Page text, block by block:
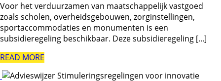
Voor het verduurzamen van maatschappelijk vastgoed
zoals scholen, overheidsgebouwen, zorginstellingen,
sportaccommodaties en monumenten is een
subsidieregeling beschikbaar. Deze subsidieregeling [...]
READ MORE